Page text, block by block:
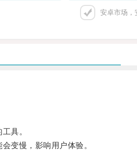
安卓市场，
具。
变慢，影响用户体验。